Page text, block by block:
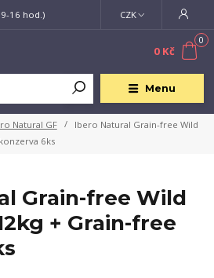
Menu
CZK
9-16 hod.)
0
0 Kč
Natural GF
Ibero Natural Grain-free Wild
6ks
Grain-free Wild
+ Grain-free